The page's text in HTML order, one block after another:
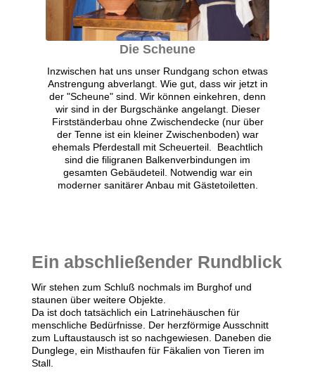
Die Scheune
Inzwischen hat uns unser Rundgang schon etwas
Anstrengung abverlangt. Wie gut, dass wir jetzt in
der "Scheune" sind. Wir können einkehren, denn
wir sind in der Burgschänke angelangt. Dieser
Firstständerbau ohne Zwischendecke (nur über
der Tenne ist ein kleiner Zwischenboden) war
ehemals Pferdestall mit Scheuerteil. Beachtlich
sind die filigranen Balkenverbindungen im
gesamten Gebäudeteil. Notwendig war ein
moderner sanitärer Anbau mit Gästetoiletten.
Ein abschließender Rundblick
Wir stehen zum Schluß nochmals im Burghof und
staunen über weitere Objekte.
Da ist doch tatsächlich ein Latrinehäuschen für
menschliche Bedürfnisse. Der herzförmige Ausschnitt
zum Luftaustausch ist so nachgewiesen. Daneben die
Dunglege, ein Misthaufen für Fäkalien von Tieren im
Stall.